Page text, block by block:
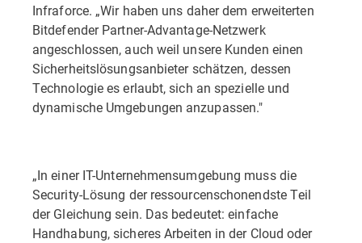
Infraforce. „Wir haben uns daher dem erweiterten
Bitdefender Partner-Advantage-Netzwerk
angeschlossen, auch weil unsere Kunden einen
Sicherheitslösungsanbieter schätzen, dessen
Technologie es erlaubt, sich an spezielle und
dynamische Umgebungen anzupassen."
„In einer IT-Unternehmensumgebung muss die
Security-Lösung der ressourcenschonendste Teil
der Gleichung sein. Das bedeutet: einfache
Handhabung, sicheres Arbeiten in der Cloud oder